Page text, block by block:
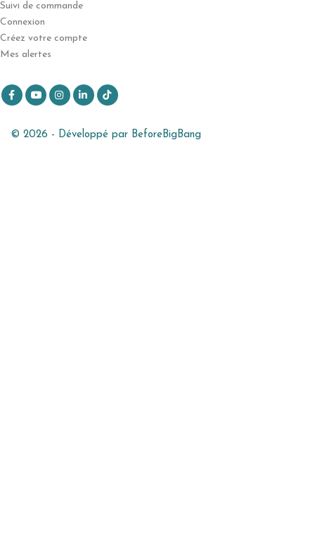
Suivi de commande
Connexion
Créez votre compte
Mes alertes
Facebook
YouTube
Instagram
LinkedIn
© 2026 - Développé par BeforeBigBang